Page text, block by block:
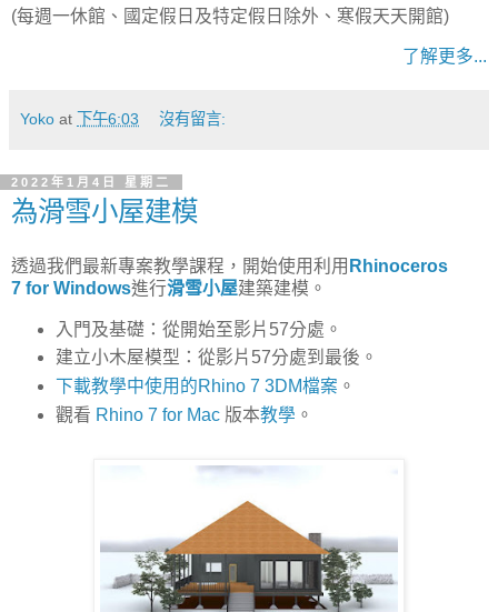
(每週一休館、國定假日及特定假日除外、寒假天天開館)
了解更多...
Yoko at 下午6:03 沒有留言:
2022年1月4日 星期二
為滑雪小屋建模
透過我們最新專案教學課程，開始使用利用 Rhinoceros
7 for Windows進行滑雪小屋建築建模。
入門及基礎：從開始至影片57分處。
建立小木屋模型：從影片57分處到最後。
下載教學中使用的Rhino 7 3DM檔案 。
觀看 Rhino 7 for Mac版本教學 。